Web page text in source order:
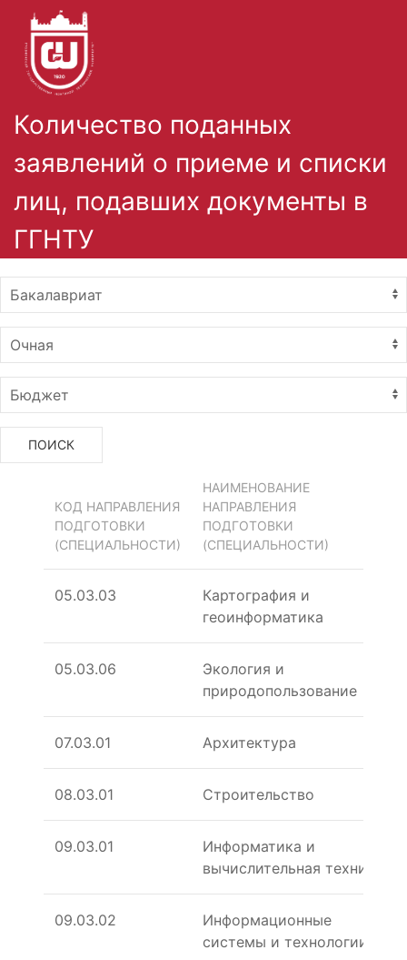
Количество поданных
заявлений о приеме и списки
лиц, подавших документы в
ГГНТУ
ПОИСК
КОД НАПРАВЛЕНИЯ
ПОДГОТОВКИ
(СПЕЦИАЛЬНОСТИ)
НАИМЕНОВАНИЕ
НАПРАВЛЕНИЯ
ПОДГОТОВКИ
(СПЕЦИАЛЬНОСТИ)
05.03.03
Картография и
геоинформатика
05.03.06
Экология и
природопользование
07.03.01 Архитектура
08.03.01 Строительство
09.03.01
Информатика и
вычислительная техника
09.03.02
Информационные
системы и технологии